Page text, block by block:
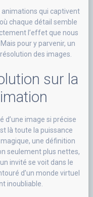
qui captivent
chaque détail semble
l’effet que nous
pour y parvenir, un
des images.
sur la
d’une image si précise
là toute la puissance
une définition
seulement plus nettes,
invité se voit dans le
d’un monde virtuel
inoubliable.